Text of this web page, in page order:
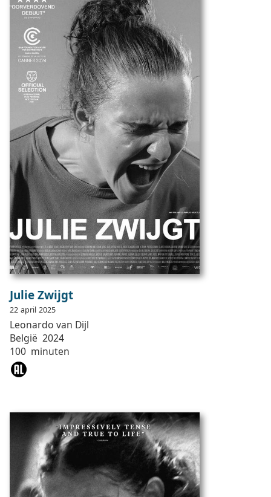
Julie Zwijgt
22 april 2025
Leonardo van Dijl
België 2024
100 minuten